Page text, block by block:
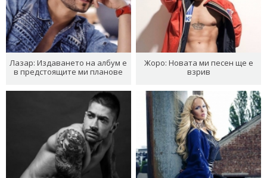
Лазар: Издаването на албум е
в предстоящите ми планове
Жоро: Новата ми песен ще е
взрив